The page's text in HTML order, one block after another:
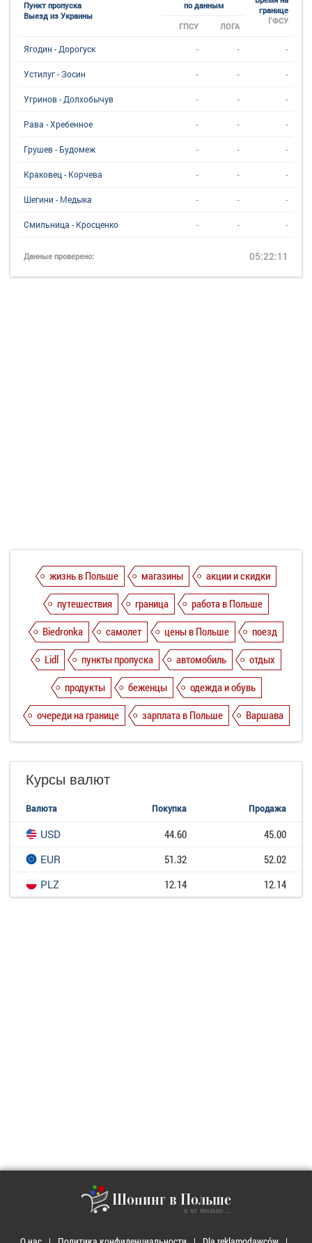
Пункт пропуска
Выезд из Украины
по данным
границе
ГФСУ
ГПСУ ЛОГА
Ягодин - Дорогуск - - -
Устилуг - Зосин - - -
Угринов - Долхобычув - - -
Рава - Хребенное - - -
Грушев - Будомеж - - -
Краковец - Корчева - - -
Шегини - Медыка - - -
Смильница - Кросценко - - -
Данные проверено: 05:22:11
жизнь в Польше магазины
акции и скидки
путешествия
граница
работа в Польше
Biedronka
самолет цены в Польше
поезд
Lidl
пункты пропуска автомобиль
отдых
продукты
беженцы
одежда и обувь
очереди на границе
зарплата в Польше Варшава
Курсы валют
Валюта Покупка Продажа
USD 44.60
45.00
EUR
51.32
52.02
PLZ
12.14 12.14
Шопинг в Польше
и не только ...